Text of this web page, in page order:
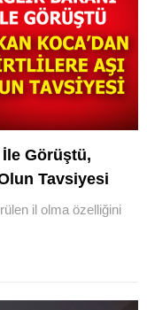
İhbar Hattı
İle Görüştü,
Tavsiyesi
il olma özelliğini